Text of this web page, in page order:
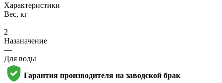
Характеристики
Вес, кг
—
2
Назаначение
—
Для воды
Гарантия производителя на заводской брак